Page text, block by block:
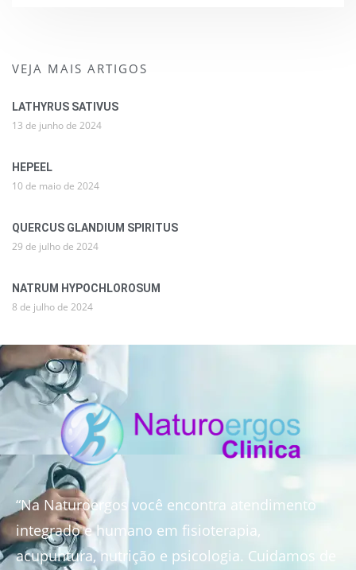
VEJA MAIS ARTIGOS
LATHYRUS SATIVUS
13 de junho de 2024
HEPEEL
10 de maio de 2024
QUERCUS GLANDIUM SPIRITUS
29 de julho de 2024
NATRUM HYPOCHLOROSUM
8 de julho de 2024
“Na Naturoergos você encontra atendimento
integrado e humano em fisioterapia,
acupuntura, nutrição e psicologia. Cuidamos de